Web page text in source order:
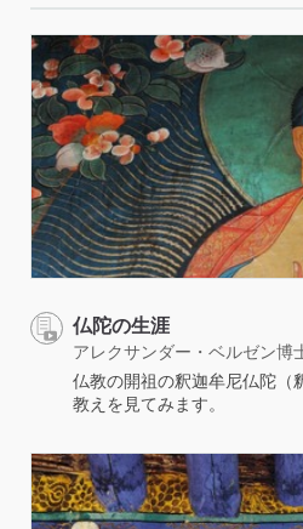
仏陀の生涯
アレクサンダー・ベルゼン博
仏教の開祖の釈迦牟尼仏陀（
教えを見てみます。